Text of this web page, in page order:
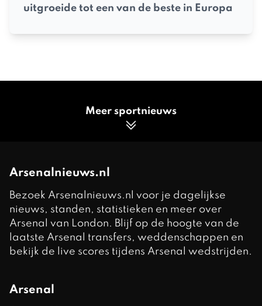
uitgroeide tot een van de beste in Europa
Meer sportnieuws
Arsenalnieuws.nl
Bezoek Arsenalnieuws.nl voor je dagelijkse
nieuws, standen, statistieken en meer over
Arsenal van London. Blijf op de hoogte van de
laatste Arsenal transfers, weddenschappen en
bekijk de live scores tijdens Arsenal wedstrijden.
Arsenal